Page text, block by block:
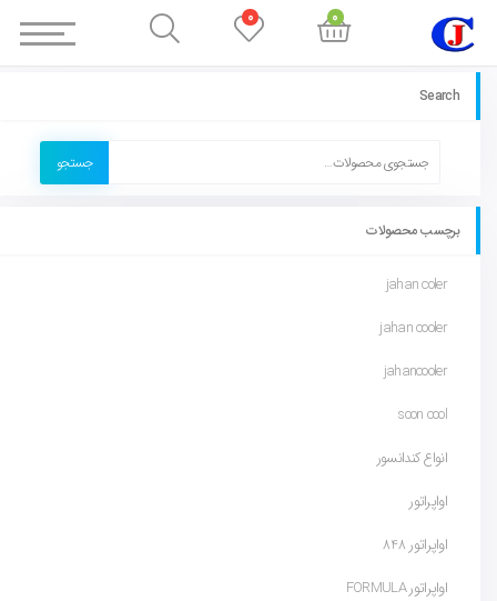
Search
جستجو
برچسب محصولات
jahan coler
jahan cooler
jahancooler
soon cool
انواع کندانسور
اواپراتور
اواپراتور 848
اواپراتور FORMULA
0
0